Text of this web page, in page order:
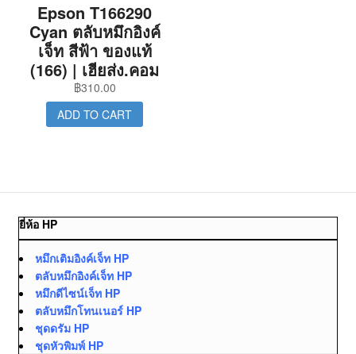
Epson T166290
Cyan ตลับหมึกอิงค์
เจ็ท สีฟ้า ของแท้
(166) | เฮียส่ง.คอม
฿310.00
ADD TO CART
ยี่ห้อ HP
หมึกเติมอิงค์เจ็ท HP
ตลับหมึกอิงค์เจ็ท HP
หมึกดีไซน์เจ็ท HP
ตลับหมึกโทนเนอร์ HP
ชุดดรัม HP
ชุดหัวพิมพ์ HP